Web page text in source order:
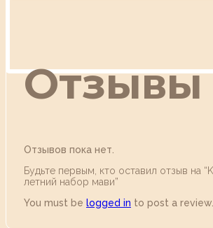
Отзывы
Отзывов пока нет.
Будьте первым, кто оставил отзыв на
летний набор мави”
You must be logged in to post a review.